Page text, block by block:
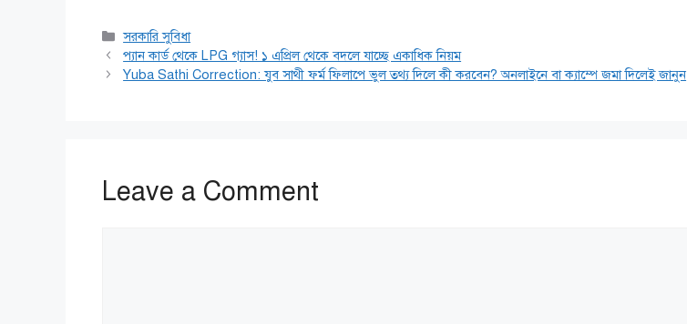
Categories
সরকারি সুবিধা
প্যান কার্ড থেকে LPG গ্যাস! ১ এপ্রিল থেকে বদলে যাচ্ছে একাধিক নিয়ম
Yuba Sathi Correction: যুব সাথী ফর্ম ফিলাপে ভুল তথ্য দিলে কী করবেন? অনলাইনে বা ক্যাম্পে জমা দিলেই জানুন
Leave a Comment